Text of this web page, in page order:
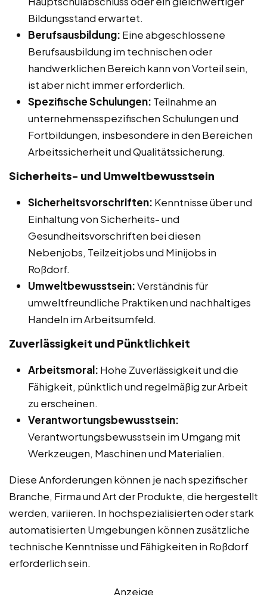
Bildungsstand erwartet.
Berufsausbildung: Eine abgeschlossene
Berufsausbildung im technischen oder
handwerklichen Bereich kann von Vorteil sein,
ist aber nicht immer erforderlich.
Spezifische Schulungen: Teilnahme an
unternehmensspezifischen Schulungen und
Fortbildungen, insbesondere in den Bereichen
Arbeitssicherheit und Qualitätssicherung.
Sicherheits- und Umweltbewusstsein
Sicherheitsvorschriften: Kenntnisse über und
Einhaltung von Sicherheits- und
Gesundheitsvorschriften bei diesen
Nebenjobs, Teilzeitjobs und Minijobs in
Roßdorf.
Umweltbewusstsein:Verständnis für
umweltfreundliche Praktiken und nachhaltiges
Handeln im Arbeitsumfeld.
Zuverlässigkeit und Pünktlichkeit
Arbeitsmoral: Hohe Zuverlässigkeit und die
Fähigkeit, pünktlich und regelmäßig zur Arbeit
zu erscheinen.
Verantwortungsbewusstsein:
Verantwortungsbewusstsein im Umgang mit
Werkzeugen, Maschinen und Materialien.
Diese Anforderungen können je nach spezifischer
Branche, Firma und Art der Produkte, die hergestellt
werden, variieren. In hochspezialisierten oder stark
automatisierten Umgebungen können zusätzliche
technische Kenntnisse und Fähigkeiten in Roßdorf
erforderlich sein.
Anzeige